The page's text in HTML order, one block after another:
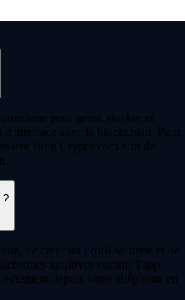
pour gérer, stocker et
avec la blockchain. Pour
l'app Crypto.com afin de
?
de créer un profil sécurisé et de
intuitives comme l'app
depuis votre téléphone en